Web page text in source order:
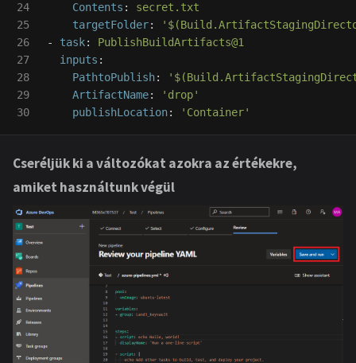
24
25
26
27
28
29
Contents :
secret.txt
targetFolder: '
-
task:
PublishBuildArtifacts@1
inputs :
PathtoPublish: '
ArtifactName: ' drop'
publishLocation: ' Container'
Cseréljük ki a változókat azokra az értékekre,
amiket használtunk végül